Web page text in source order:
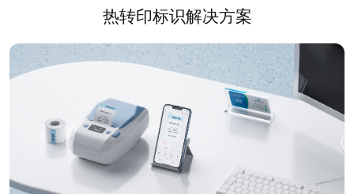
热转印标识解决方案